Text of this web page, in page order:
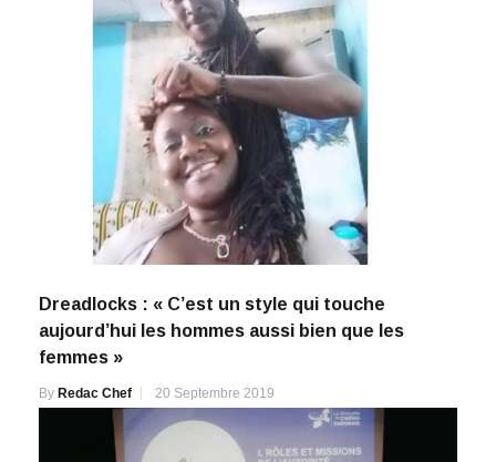
Dreadlocks : « C’est un style qui touche
aujourd’hui les hommes aussi bien que les
femmes »
By Redac Chef 20 Septembre 2019